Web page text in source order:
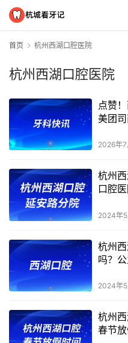
首页 杭州西湖口腔医院
杭州西湖口腔医院
点赞
美团司
2026年7
杭州
口腔
2024年
杭州
吗？
2024年
杭州
春节